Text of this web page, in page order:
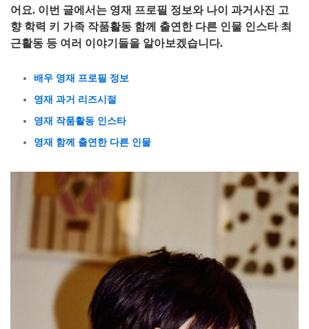
어요. 이번 글에서는 영재 프로필 정보와 나이 과거사진 고
향 학력 키 가족 작품활동 함께 출연한 다른 인물 인스타 최
근활동 등 여러 이야기들을 알아보겠습니다.
배우 영재 프로필 정보
영재 과거 리즈시절
영재 작품활동 인스타
영재 함께 출연한 다른 인물